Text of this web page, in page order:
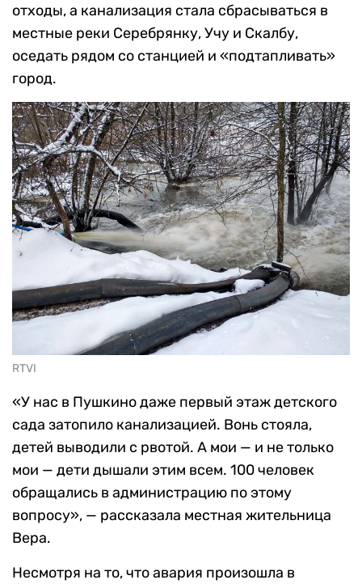
отходы, а канализация стала сбрасываться в
местные реки Серебрянку, Учу и Скалбу,
оседать рядом со станцией и «подтапливать»
город.
RTVI
«У нас в Пушкино даже первый этаж детского
сада затопило канализацией. Вонь стояла,
детей выводили с рвотой. А мои — и не только
мои — дети дышали этим всем. 100 человек
обращались в администрацию по этому
вопросу», — рассказала местная жительница
Вера.
Несмотря на то, что авария произошла в